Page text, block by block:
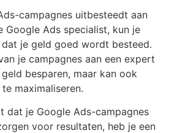
campagnes uitbesteedt aan
Google Ads specialist, kun je
je geld goed wordt besteed.
je campagnes aan een expert
besparen, maar kan ook
maximaliseren.
dat je Google Ads-campagnes
voor resultaten, heb je een